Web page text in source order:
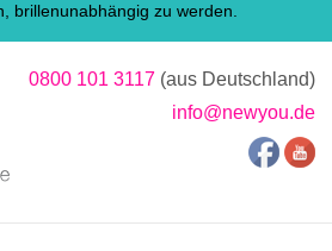
brillenunabhängig zu werden.
0800 101 3117 (aus Deutschland)
info@newyou.de